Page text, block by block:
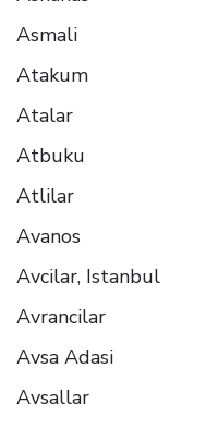
Asmali
Atakum
Atalar
Atbuku
Atlilar
Avanos
Avcilar, Istanbul
Avrancilar
Avsa Adasi
Avsallar